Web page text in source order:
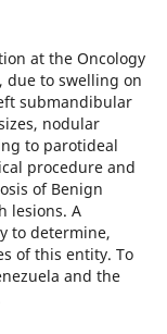
at the Oncology
due to swelling on
submandibular
nodular
to parotideal
procedure and
of Benign
lesions. A
to determine,
of this entity. To
and the